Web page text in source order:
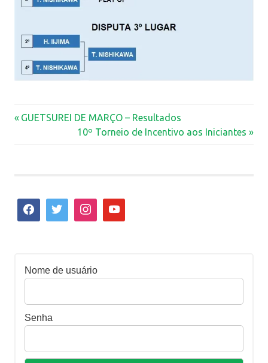
Navegação
de
Previous
GUETSUREI DE MARÇO – Resultados
Next
Post:
10º Torneio de Incentivo aos Iniciantes
Nome de usuário
Senha